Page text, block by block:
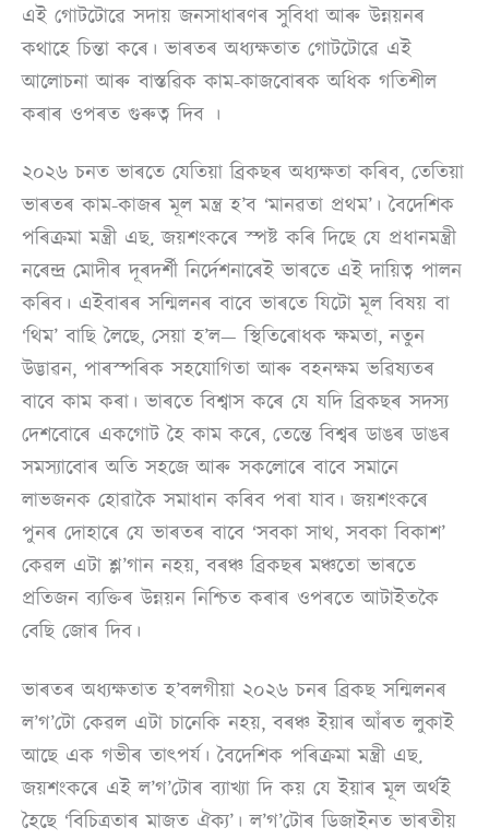
এই গোটটোৱে সদায় জনসাধাৰণৰ সুবিধা আৰু উন্নয়নৰ
কথাহে চিন্তা কৰে। ভাৰতৰ অধ্যক্ষতাত গোটটোৱে এই
আলোচনা আৰু বাস্তৱিক কাম-কাজবোৰক অধিক গতিশীল
কৰাৰ ওপৰত গুৰুত্ব দিব ।
২০২৬ চনত ভাৰতে যেতিয়া ব্ৰিকছৰ অধ‍্যক্ষতা কৰিব, তেতিয়া
ভাৰতৰ কাম-কাজৰ মূল মন্ত্ৰ হ’ব ‘মানৱতা প্ৰথম’। বৈদেশিক
পৰিক্ৰমা মন্ত্ৰী এছ. জয়শংকৰে স্পষ্ট কৰি দিছে যে প্ৰধানমন্ত্ৰী
নৰেন্দ্ৰ মোদীৰ দূৰদৰ্শী নিৰ্দেশনাৰেই ভাৰতে এই দায়িত্ব পালন
কৰিব। এইবাৰৰ সন্মিলনৰ বাবে ভাৰতে যিটো মূল বিষয় বা
‘থিম’ বাছি লৈছে, সেয়া হ’ল— স্থিতিৰোধক ক্ষমতা, নতুন
উদ্ভাৱন, পাৰস্পৰিক সহযোগিতা আৰু বহনক্ষম ভৱিষ্যতৰ
বাবে কাম কৰা। ভাৰতে বিশ্বাস কৰে যে যদি ব্ৰিকছৰ সদস্য
দেশবোৰে একগোট হৈ কাম কৰে, তেন্তে বিশ্বৰ ডাঙৰ ডাঙৰ
সমস্যাবোৰ অতি সহজে আৰু সকলোৰে বাবে সমানে
লাভজনক হোৱাকৈ সমাধান কৰিব পৰা যাব। জয়শংকৰে
পুনৰ দোহাৰে যে ভাৰতৰ বাবে ‘সবকা সাথ, সবকা বিকাশ’
কেৱল এটা শ্ল’গান নহয়, বৰঞ্চ ব্ৰিকছৰ মঞ্চতো ভাৰতে
প্ৰতিজন ব্যক্তিৰ উন্নয়ন নিশ্চিত কৰাৰ ওপৰতে আটাইতকৈ
বেছি জোৰ দিব।
ভাৰতৰ অধ্যক্ষতাত হ’বলগীয়া ২০২৬ চনৰ ব্ৰিকছ সন্মিলনৰ
ল’গ’টো কেৱল এটা চানেকি নহয়, বৰঞ্চ ইয়াৰ আঁৰত লুকাই
আছে এক গভীৰ তাৎপৰ্য। বৈদেশিক পৰিক্ৰমা মন্ত্ৰী এছ.
জয়শংকৰে এই ল’গ’টোৰ ব্যাখ্যা দি কয় যে ইয়াৰ মূল অৰ্থই
হৈছে ‘বিচিত্ৰতাৰ মাজত ঐক্য’। ল’গ’টোৰ ডিজাইনত ভাৰতীয়